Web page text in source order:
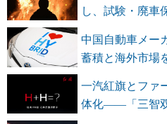
し、試験・廃車
中国自動車メー
蓄積と海外市場
一汽紅旗とファ
体化――「三智